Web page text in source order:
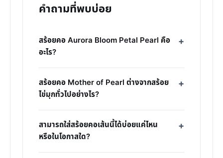
คำถามที่พบบ่อย
สร้อยคอ Aurora Bloom Petal Pearl คือ
อะไร?
สร้อยคอ Mother of Pearl ต่างจากสร้อย
ไข่มุกทั่วไปอย่างไร?
สามารถใส่สร้อยคอเส้นนี้ได้บ่อยแค่ไหน
หรือในโอกาสใด?